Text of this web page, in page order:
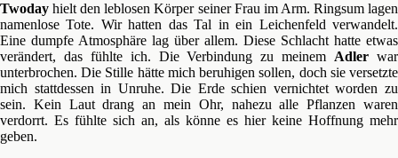
Twoday hielt den leblosen Körper seiner Frau im Arm. Ringsum lagen
namenlose Tote. Wir hatten das Tal in ein Leichenfeld verwandelt.
Eine dumpfe Atmosphäre lag über allem. Diese Schlacht hatte etwas
verändert, das fühlte ich. Die Verbindung zu meinem Adler war
unterbrochen. Die Stille hätte mich beruhigen sollen, doch sie versetzte
mich stattdessen in Unruhe. Die Erde schien vernichtet worden zu
sein. Kein Laut drang an mein Ohr, nahezu alle Pflanzen waren
verdorrt. Es fühlte sich an, als könne es hier keine Hoffnung mehr
geben.